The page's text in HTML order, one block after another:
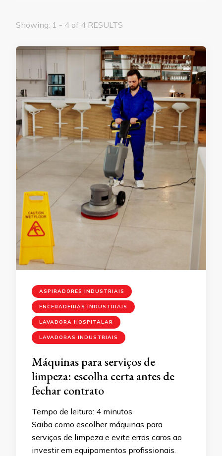
Showing: 1 - 4 of 4 RESULTS
ASPIRADORES INDUSTRIAIS
ENCERADEIRAS INDUSTRIAIS
LAVADORA HOSPITALAR
LAVADORAS INDUSTRIAIS
Máquinas para serviços de
limpeza: escolha certa antes de
fechar contrato
Tempo de leitura: 4 minutos
Saiba como escolher máquinas para
serviços de limpeza e evite erros caros ao
investir em equipamentos profissionais.